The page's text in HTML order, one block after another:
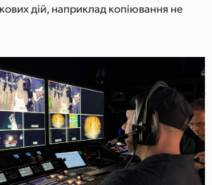
дій, наприклад копіювання не